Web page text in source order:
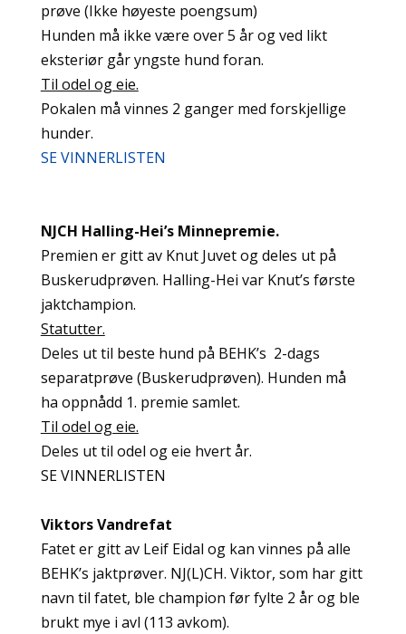
prøve (Ikke høyeste poengsum)
Hunden må ikke være over 5 år og ved likt
eksteriør går yngste hund foran.
Til odel og eie.
Pokalen må vinnes 2 ganger med forskjellige
hunder.
SE VINNERLISTEN
NJCH Halling-Hei’s Minnepremie.
Premien er gitt av Knut Juvet og deles ut på
Buskerudprøven. Halling-Hei var Knut’s første
jaktchampion.
Statutter.
Deles ut til beste hund på BEHK’s 2-dags
separatprøve (Buskerudprøven). Hunden må
ha oppnådd 1. premie samlet.
Til odel og eie.
Deles ut til odel og eie hvert år.
SE VINNERLISTEN
Viktors Vandrefat
Fatet er gitt av Leif Eidal og kan vinnes på alle
BEHK’s jaktprøver. NJ(L)CH. Viktor, som har gitt
navn til fatet, ble champion før fylte 2 år og ble
brukt mye i avl (113 avkom).